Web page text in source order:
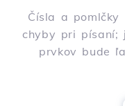
Čísla a pomlčky
chyby pri písaní;
prvkov bude